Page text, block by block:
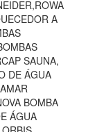
A
SAUNA,
DE ÁGUA
BOMBA
ÁGUA